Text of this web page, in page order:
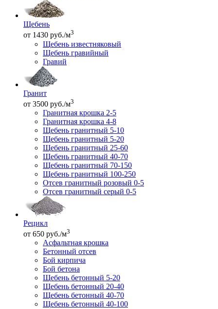
Щебень
от 1430 руб./м3
Щебень известняковый
Щебень гравийный
Гравий
Гранит
от 3500 руб./м3
Гранитная крошка 2-5
Гранитная крошка 4-8
Щебень гранитный 5-10
Щебень гранитный 5-20
Щебень гранитный 25-60
Щебень гранитный 40-70
Щебень гранитный 70-150
Щебень гранитный 100-250
Отсев гранитный розовый 0-5
Отсев гранитный серый 0-5
Рецикл
от 650 руб./м3
Асфальтная крошка
Бетонный отсев
Бой кирпича
Бой бетона
Щебень бетонный 5-20
Щебень бетонный 20-40
Щебень бетонный 40-70
Щебень бетонный 40-100